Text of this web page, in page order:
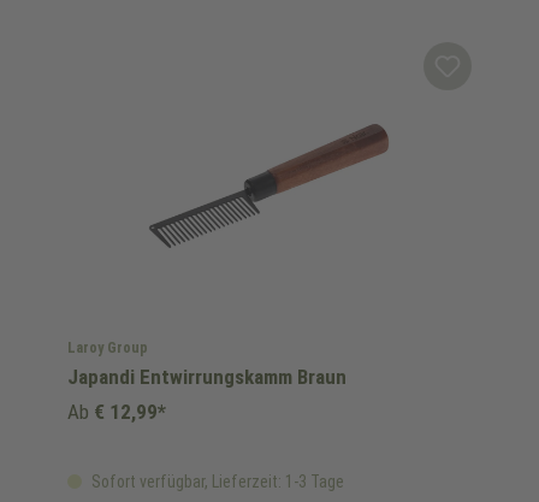
Laroy Group
Japandi Entwirrungskamm Braun
Sofort verfügbar, Lieferzeit: 1-3 Tage
Ab € 12,99*